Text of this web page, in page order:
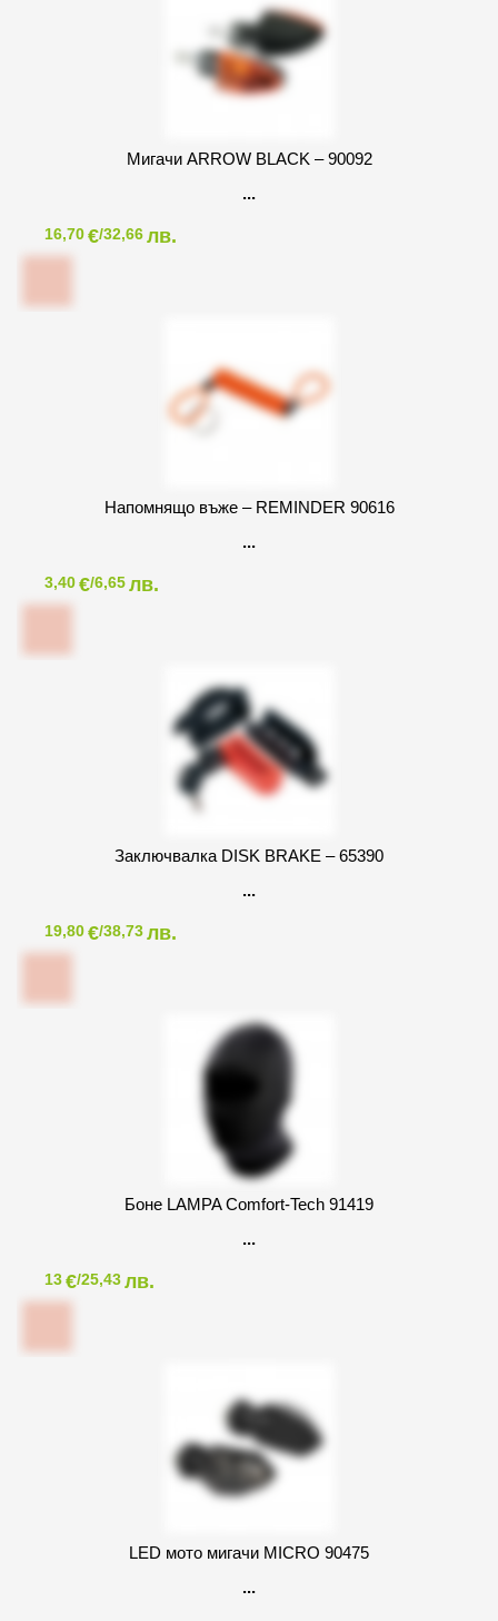
Mигачи ARROW BLACK – 90092
16,70€/32,66лв.
Напомнящо въже – REMINDER 90616
3,40€/6,65лв.
Заключвалка DISK BRAKE – 65390
19,80€/38,73лв.
Боне LAMPA Comfort-Tech 91419
13€/25,43лв.
LED мото мигачи MICRO 90475